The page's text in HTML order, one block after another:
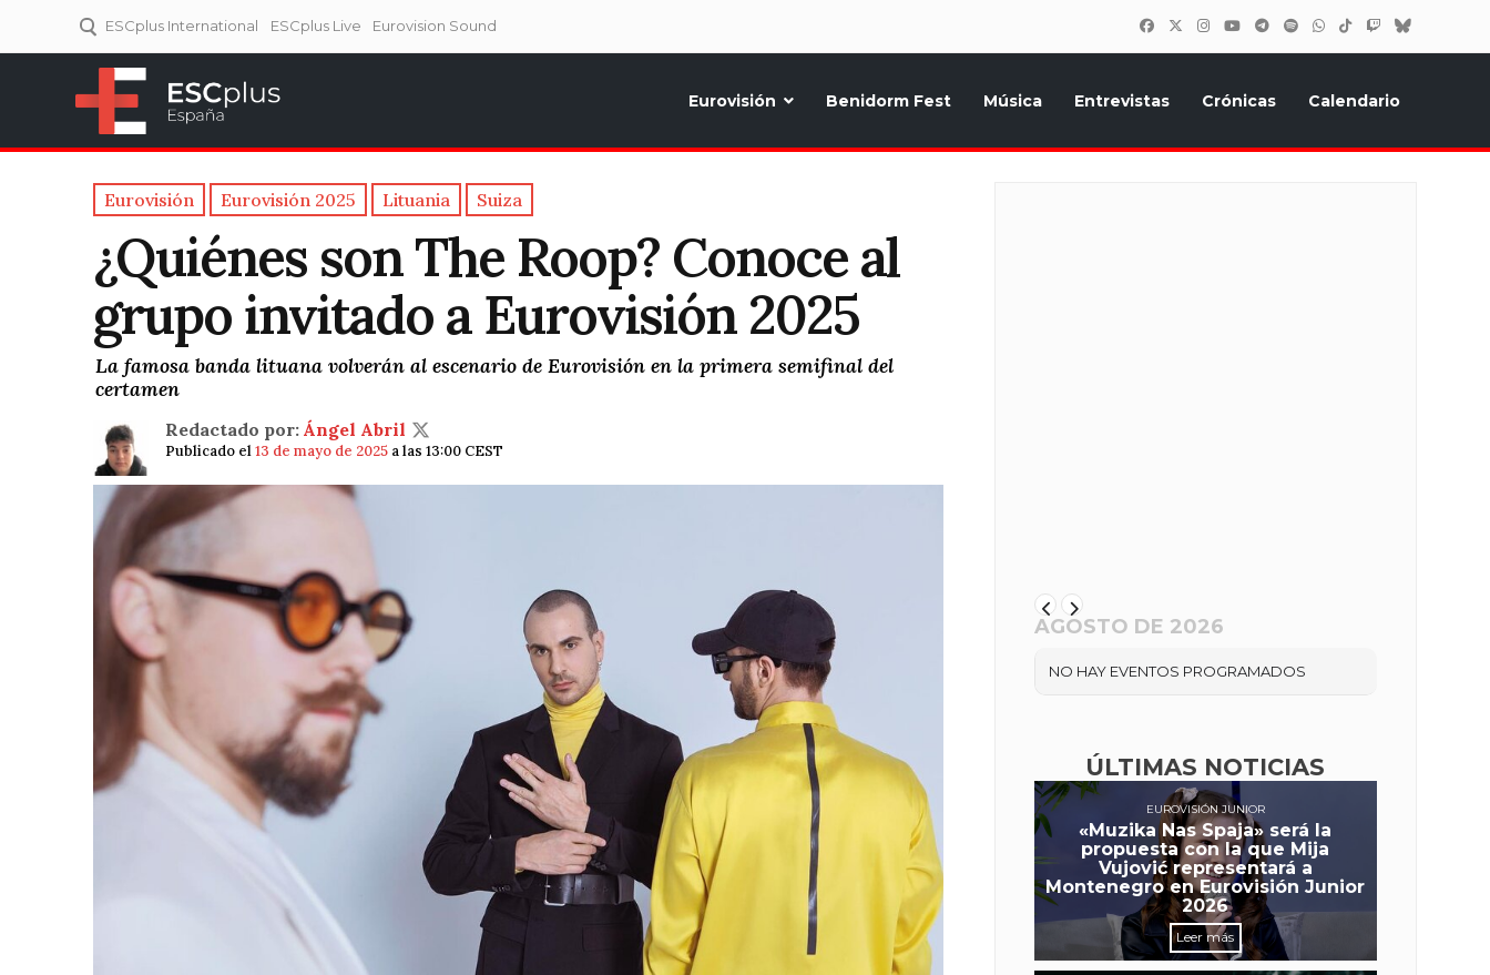
ESCplus International ESCplus Live Eurovision Sound
Eurovisión Benidorm Fest Música Entrevistas Crónicas Calendario
Eurovisión Eurovisión 2025 Lituania Suiza
¿Quiénes son The Roop? Conoce al
grupo invitado a Eurovisión 2025
La famosa banda lituana volverán al escenario de Eurovisión en la primera semifinal del
certamen
Redactado por: Ángel Abril
Publicado el13 de mayo de 2025 a las 13:00 CEST
AGOSTO DE 2026
NO HAY EVENTOS PROGRAMADOS
ÚLTIMAS NOTICIAS
EUROVISIÓN JUNIOR
«Muzika Nas Spaja» será la
propuesta con la que Mija
Vujović representará a
Montenegro en Eurovisión Junior
2026
Leer más